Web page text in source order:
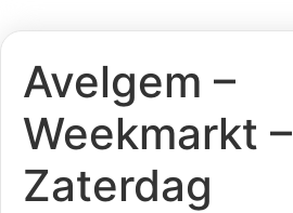
Avelgem –
Weekmarkt –
Zaterdag